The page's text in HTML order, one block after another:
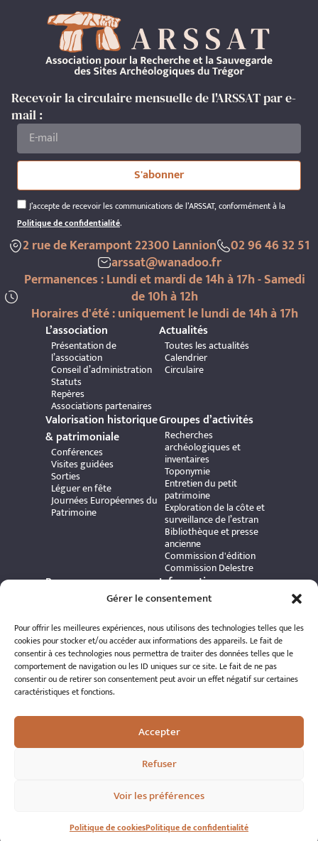
Gérer le consentement
Pour offrir les meilleures expériences, nous utilisons des technologies telles que les
cookies pour stocker et/ou accéder aux informations des appareils. Le fait de
consentir à ces technologies nous permettra de traiter des données telles que le
comportement de navigation ou les ID uniques sur ce site. Le fait de ne pas
consentir ou de retirer son consentement peut avoir un effet négatif sur certaines
caractéristiques et fonctions.
Accepter
Refuser
Voir les préférences
Politique de cookiesPolitique de confidentialité
Recevoir la circulaire mensuelle de l'ARSSAT par e-
mail :
J’accepte de recevoir les communications de l’ARSSAT, conformément à la
Politique de confidentialité.
S'abonner
2 rue de Kerampont 22300 Lannion
02 96 46 32 51
arssat@wanadoo.fr
Permanences : Lundi et mardi de 14h à 17h - Samedi
de 10h à 12h
Horaires d'été : uniquement le lundi de 14h à 17h
L’association
Présentation de
l’association
Conseil d’administration
Statuts
Repères
Associations partenaires
Actualités
Toutes les actualités
Calendrier
Circulaire
Valorisation historique
& patrimoniale
Conférences
Visites guidées
Sorties
Léguer en fête
Journées Européennes du
Patrimoine
Groupes d’activités
Recherches
archéologiques et
inventaires
Toponymie
Entretien du petit
patrimoine
Exploration de la côte et
surveillance de l’estran
Bibliothèque et presse
ancienne
Commission d'édition
Commission Delestre
Ressources
Carte interactive
Publications et ouvrages
Archives patrimoniales
Bretania
Informations
pratiques
Adhérer à l’association
Politique de
confidentialité
Politique de cookies
Mentions légales
Espace éditeur
Réalisation : Romain Le Corre